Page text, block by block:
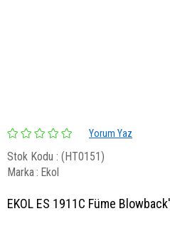
Yorum Yaz
Stok Kodu
(HT0151)
Marka: Ekol
EKOL ES 1911C Füme